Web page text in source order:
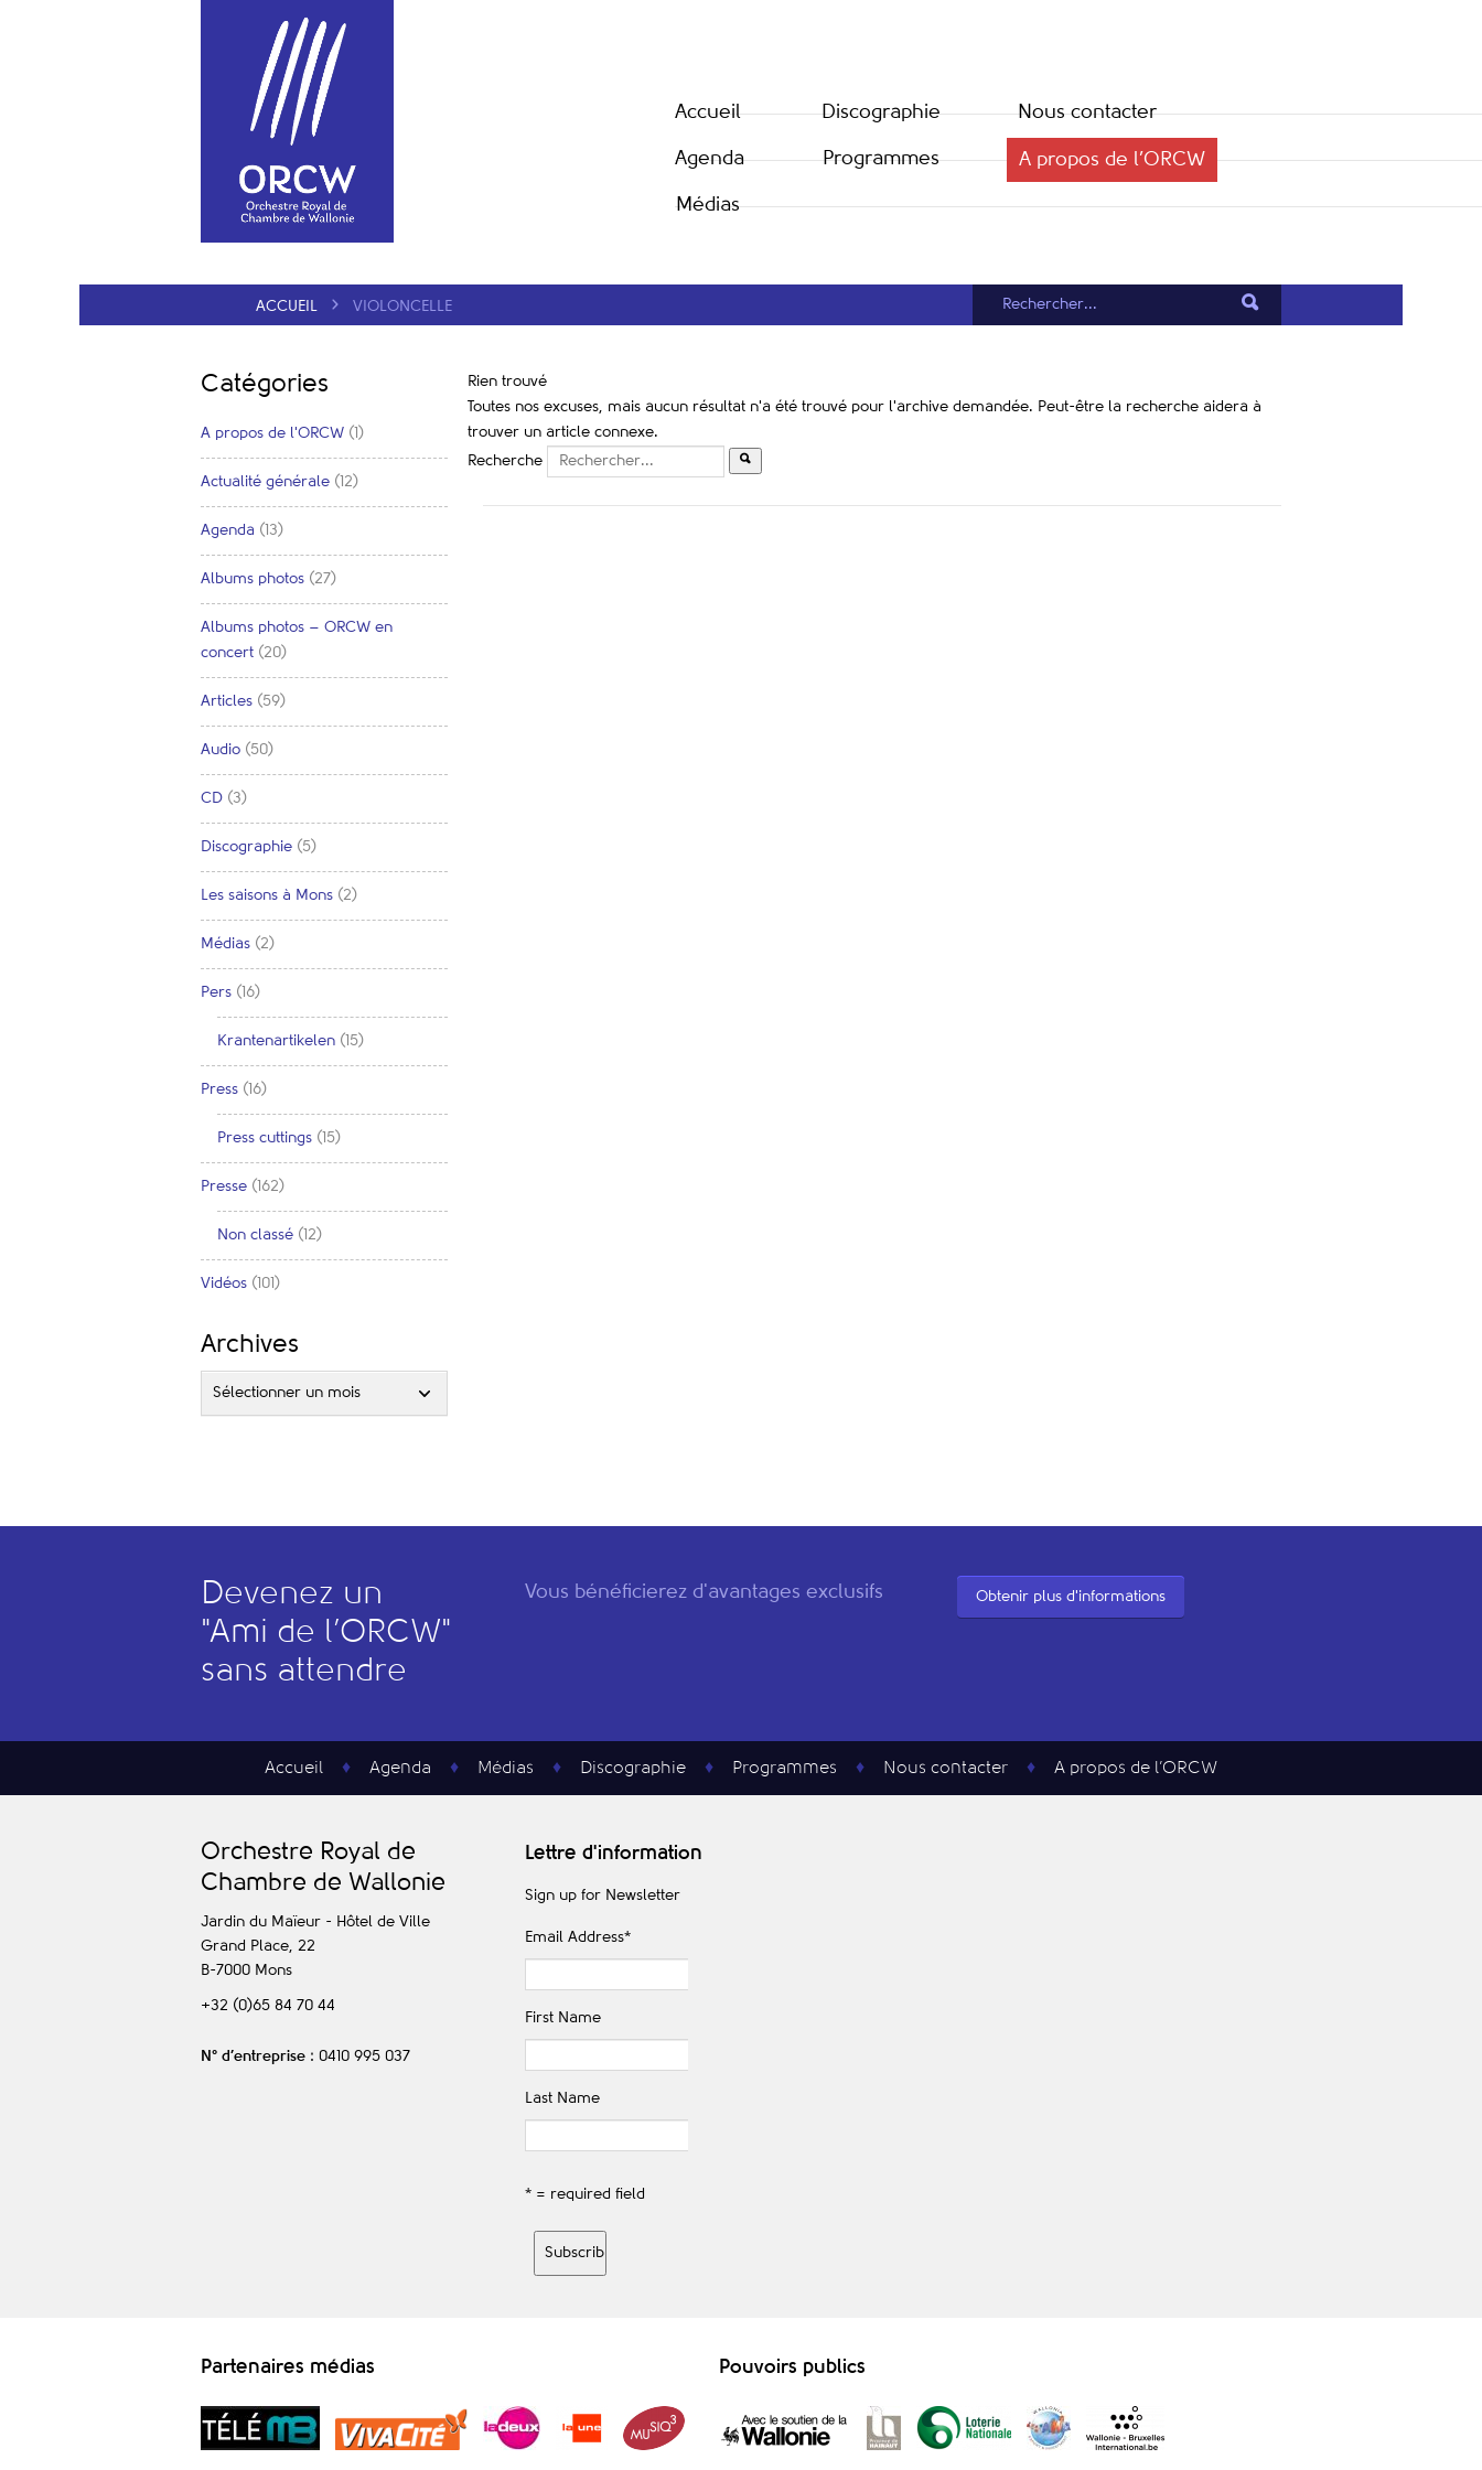
Accueil
Agenda
Médias
Discographie
Programmes
Nous contacter
A propos de l’ORCW
ACCUEIL VIOLONCELLE
Rien trouvé
Toutes nos excuses, mais aucun résultat n'a été trouvé pour l'archive demandée. Peut-être la recherche aidera à
trouver un article connexe.
Recherche
Catégories
A propos de l'ORCW (1)
Actualité générale (12)
Agenda (13)
Albums photos (27)
Albums photos – ORCW en
concert (20)
Articles (59)
Audio (50)
CD (3)
Discographie (5)
Les saisons à Mons (2)
Médias (2)
Pers (16)
Krantenartikelen (15)
Press (16)
Press cuttings (15)
Presse (162)
Non classé (12)
Vidéos (101)
Archives
Sélectionner un mois
Devenez un
"Ami de l’ORCW"
sans attendre
Vous bénéficierez d'avantages exclusifs Obtenir plus d'informations
Accueil Agenda Médias Discographie Programmes Nous contacter A propos de l’ORCW
Orchestre Royal de
Chambre de Wallonie
Jardin du Maïeur - Hôtel de Ville
Grand Place, 22
B-7000 Mons
+32 (0)65 84 70 44
N° d’entreprise : 0410 995 037
Lettre d'information
Sign up for Newsletter
Email Address*
First Name
Last Name
* = required field
Partenaires médias Pouvoirs publics